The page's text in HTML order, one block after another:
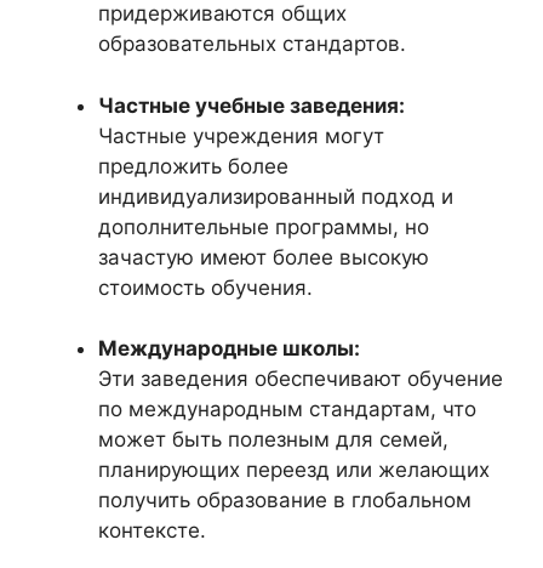
придерживаются общих
образовательных стандартов.
Частные учебные заведения:
Частные учреждения могут
предложить более
индивидуализированный подход и
дополнительные программы, но
зачастую имеют более высокую
стоимость обучения.
Международные школы:
Эти заведения обеспечивают обучение
по международным стандартам, что
может быть полезным для семей,
планирующих переезд или желающих
получить образование в глобальном
контексте.